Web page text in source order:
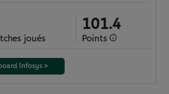
joués
101.4
Points
Infosys >